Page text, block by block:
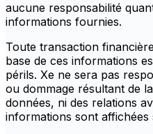
aucune responsabilité
informations fournies.
Toute transaction
base de ces informations
périls. Xe ne sera pas
ou dommage résultant de
données, ni des relations
informations sont affichées